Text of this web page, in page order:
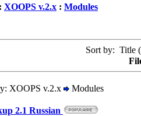
: XOOPS v.2.x : Modules
Sort by: Title (
XOOPS v.2.x Modules
2.1 Russian